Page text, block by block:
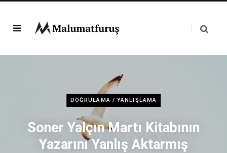
DOĞRULAMA / YANLIŞLAMA
Soner Yalçın Martı Kitabının
Yazarını Yanlış Aktarmış